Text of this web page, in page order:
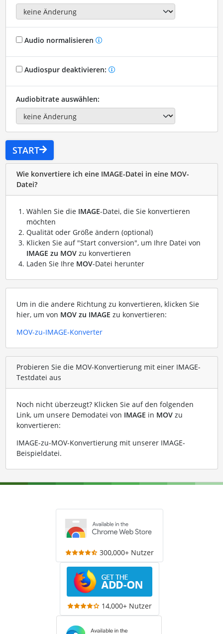
Audio normalisieren
Audiospur deaktivieren:
Audiobitrate auswählen:
START
Wie konvertiere ich eine IMAGE-Datei in eine MOV-
Datei?
Wählen Sie die IMAGE-Datei, die Sie konvertieren
möchten
Qualität oder Größe ändern (optional)
Klicken Sie auf "Start conversion", um Ihre Datei von
IMAGE zu MOVzu konvertieren
Laden Sie Ihre MOV-Datei herunter
Um in die andere Richtung zu konvertieren, klicken Sie
hier, um von MOV zu IMAGE zu konvertieren:
MOV-zu-IMAGE-Konverter
Probieren Sie die MOV-Konvertierung mit einer IMAGE-
Testdatei aus
Noch nicht überzeugt? Klicken Sie auf den folgenden
Link, um unsere Demodatei von IMAGE in MOVzu
konvertieren:
IMAGE-zu-MOV-Konvertierung mit unserer IMAGE-
Beispieldatei.
300,000+ Nutzer
14,000+ Nutzer